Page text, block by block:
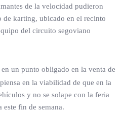
de la velocidad pudieron
de karting, ubicado en el recinto
del circuito segoviano
un punto obligado en la venta de
en la viabilidad de que en la
y no se solape con la feria
este fin de semana.